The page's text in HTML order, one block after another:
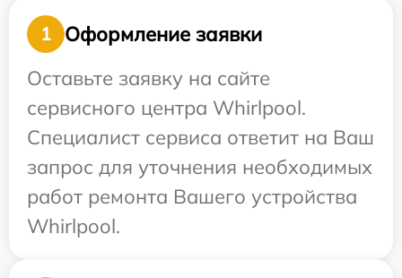
1
Оформление заявки
Оставьте заявку на сайте
сервисного центра Whirlpool.
Специалист сервиса ответит на Ваш
запрос для уточнения необходимых
работ ремонта Вашего устройства
Whirlpool.